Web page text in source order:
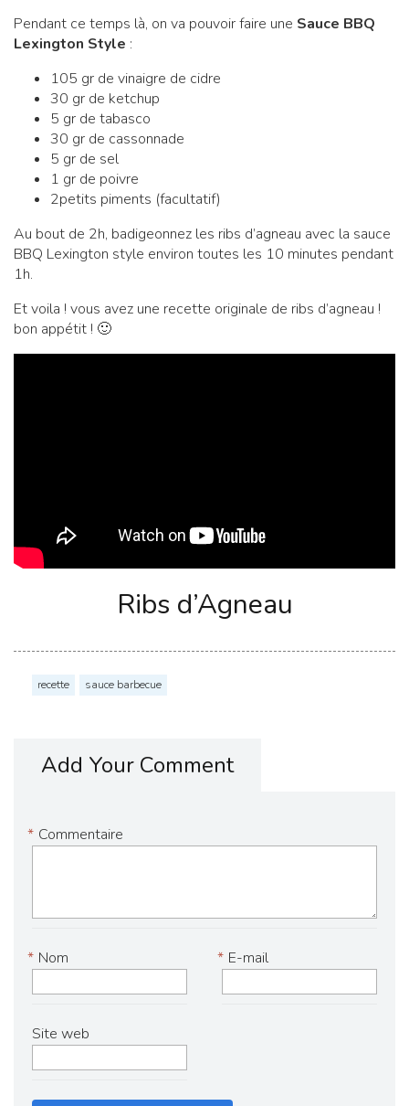
Pendant ce temps là, on va pouvoir faire une Sauce BBQ
Lexington Style :
105 gr de vinaigre de cidre
30 gr de ketchup
5 gr de tabasco
30 gr de cassonnade
5 gr de sel
1 gr de poivre
2petits piments (facultatif)
Au bout de 2h, badigeonnez les ribs d’agneau avec la sauce
BBQ Lexington style environ toutes les 10 minutes pendant
1h.
Et voila ! vous avez une recette originale de ribs d’agneau !
bon appétit ! 🙂
Ribs d’Agneau
recette sauce barbecue
Add Your Comment
Commentaire
*
Nom
* E-mail
*
Site web